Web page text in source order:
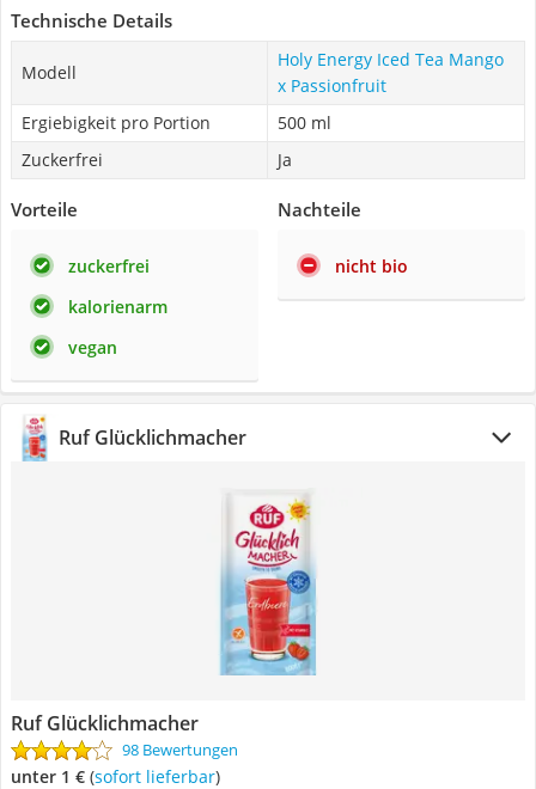
Technische Details
Modell
Holy Energy Iced Tea Mango
x Passionfruit
Ergiebigkeit pro Portion
500 ml
Zuckerfrei
Ja
Vorteile
zuckerfrei
kalorienarm
vegan
Nachteile
nicht bio
Ruf Glücklichmacher
Ruf Glücklichmacher
98 Bewertungen
unter 1 € ( Sofort lieferbar)